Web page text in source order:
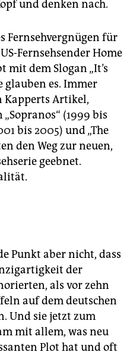
und denken nach.
Fernsehvergnügen für
Fernsehsender Home
mit dem Slogan „It’s
glauben es. Immer
Kapperts Artikel,
(1999 bis
bis 2005) und „The
den Weg zur neuen,
geebnet.
Punkt aber nicht, dass
der
als vor zehn
auf dem deutschen
Und sie jetzt zum
mit allem, was neu
Plot hat und oft